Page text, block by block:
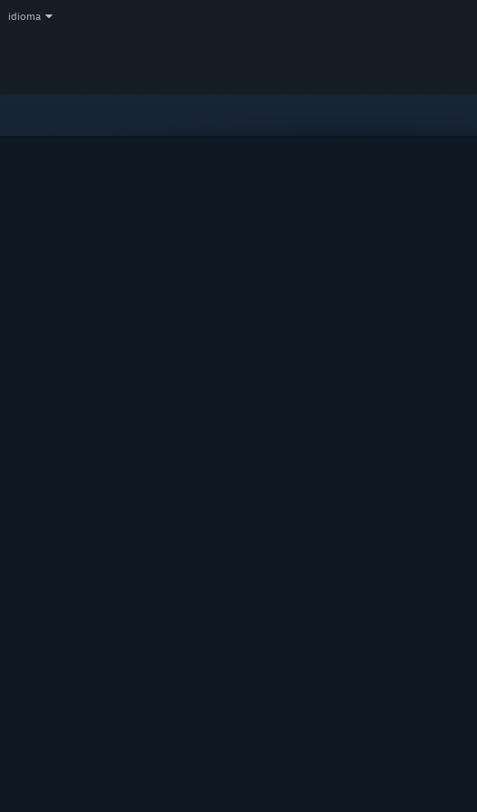
idioma